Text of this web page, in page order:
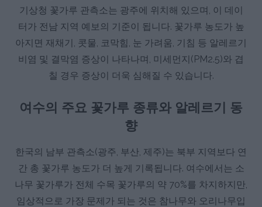
기상청 꽃가루 관측소는 광주에 위치해 있으며, 이 데이
터가 전남 지역 예보의 기준이 됩니다. 꽃가루 농도가 높
아지면 재채기, 콧물, 코막힘, 눈 가려움, 기침 등 알레르기
비염 및 결막염 증상이 나타나며, 미세먼지(PM2.5)와 겹
칠 경우 증상이 더욱 심해질 수 있습니다.
여수의 주요 꽃가루 종류와 알레르기 동
향
한국의 남부 관측소(광주, 부산, 제주)는 북부 지역보다 연
간 총 꽃가루 농도가 더 높게 기록됩니다. 여수에서는 소
나무 꽃가루가 전체 수목 꽃가루의 약 70%를 차지하지만,
임상적으로 가장 문제가 되는 것은 참나무와 오리나무입